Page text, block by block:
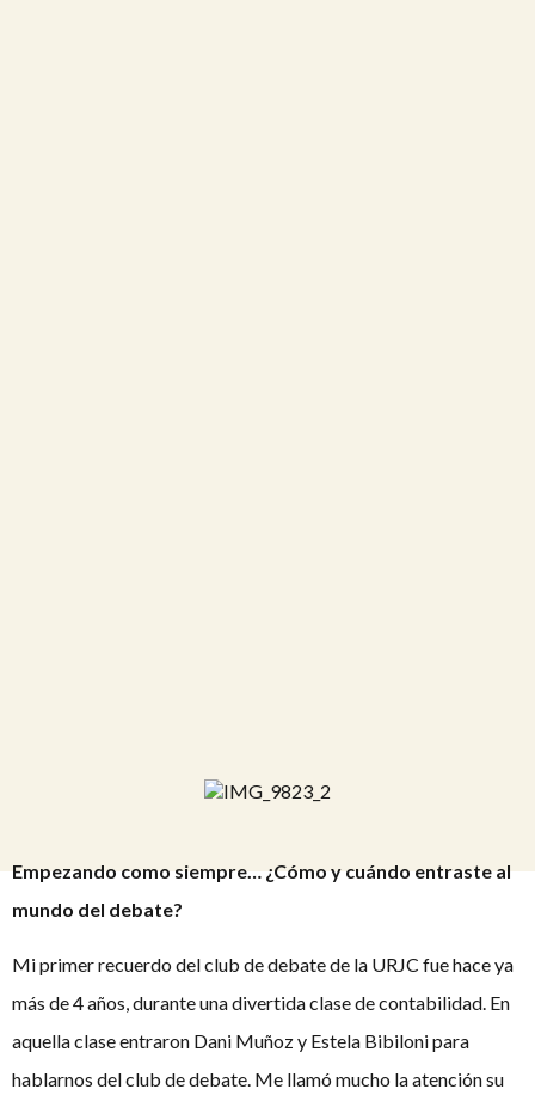
Empezando como siempre… ¿Cómo y cuándo entraste al
mundo del debate?
Mi primer recuerdo del club de debate de la URJC fue hace ya
más de 4 años, durante una divertida clase de contabilidad. En
aquella clase entraron Dani Muñoz y Estela Bibiloni para
hablarnos del club de debate. Me llamó mucho la atención su